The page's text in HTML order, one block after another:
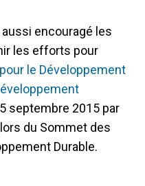
aussi encouragé les
les efforts pour
le Développement
septembre 2015 par
du Sommet des
Durable.